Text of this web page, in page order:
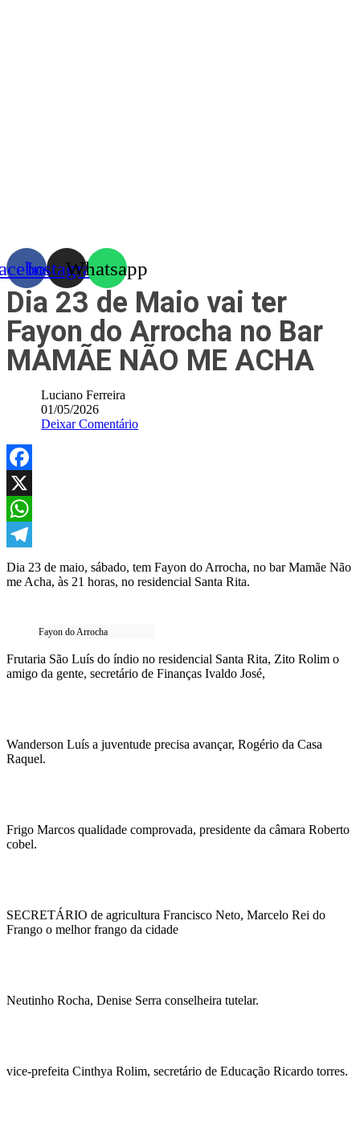
InstagramWhatsapp
Dia 23 de Maio vai ter
Fayon do Arrocha no Bar
MAMÃE NÃO ME ACHA
Luciano Ferreira
01/05/2026
Deixar Comentário
Facebook
X
WhatsApp
Telegram
Dia 23 de maio, sábado, tem Fayon do Arrocha, no bar Mamãe Não
me Acha, às 21 horas, no residencial Santa Rita.
Fayon do Arrocha
Frutaria São Luís do índio no residencial Santa Rita, Zito Rolim o
amigo da gente, secretário de Finanças Ivaldo José,
Wanderson Luís a juventude precisa avançar, Rogério da Casa
Raquel.
Frigo Marcos qualidade comprovada, presidente da câmara Roberto
cobel.
SECRETÁRIO de agricultura Francisco Neto, Marcelo Rei do
Frango o melhor frango da cidade
Neutinho Rocha, Denise Serra conselheira tutelar.
vice-prefeita Cinthya Rolim, secretário de Educação Ricardo torres.